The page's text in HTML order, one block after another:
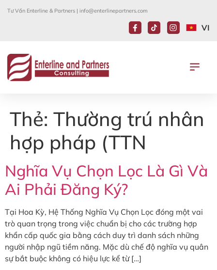
Tư Vấn Enterline & Partners | info@enterlinepartners.com
VI
Thẻ: Thường trú nhân
hợp pháp (TTN
Nghĩa Vụ Chọn Lọc Là Gì Và
Ai Phải Đăng Ký?
Tại Hoa Kỳ, Hệ Thống Nghĩa Vụ Chọn Lọc đóng một vai
trò quan trọng trong việc chuẩn bị cho các trường hợp
khẩn cấp quốc gia bằng cách duy trì danh sách những
người nhập ngũ tiềm năng. Mặc dù chế độ nghĩa vụ quân
sự bắt buộc không có hiệu lực kể từ […]